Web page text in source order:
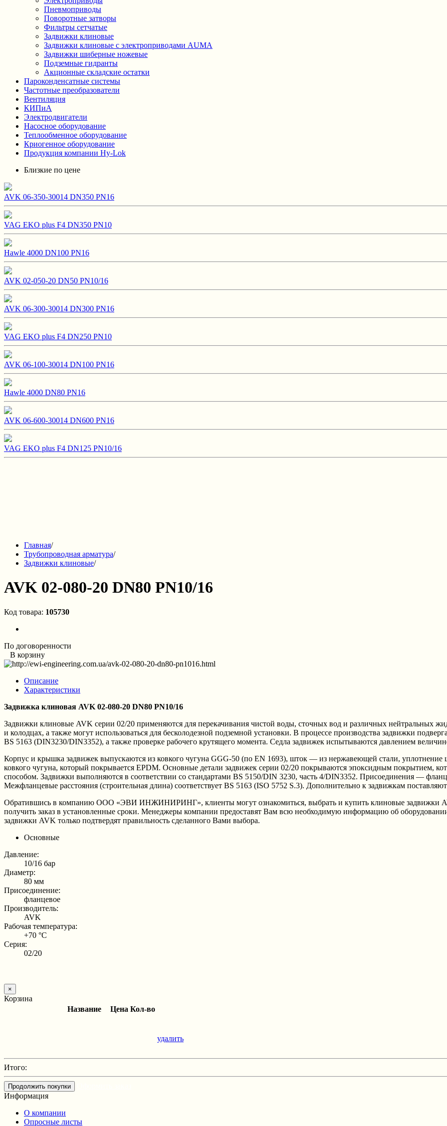
Пневмоприводы
Поворотные затворы
Фильтры сетчатые
Задвижки клиновые
Задвижки клиновые с электроприводами AUMA
Задвижки шиберные ножевые
Подземные гидранты
Акционные складские остатки
Пароконденсатные системы
Частотные преобразователи
Вентиляция
КИПиА
Электродвигатели
Насосное оборудование
Теплообменное оборудование
Криогенное оборудование
Продукция компании Hy-Lok
Близкие по цене
AVK 06-350-30014 DN350 PN16
VAG EKO plus F4 DN350 PN10
Hawle 4000 DN100 PN16
AVK 02-050-20 DN50 PN10/16
AVK 06-300-30014 DN300 PN16
VAG EKO plus F4 DN250 PN10
AVK 06-100-30014 DN100 PN16
Hawle 4000 DN80 PN16
AVK 06-600-30014 DN600 PN16
VAG EKO plus F4 DN125 PN10/16
Главная/
Трубопроводная арматура/
Задвижки клиновые/
AVK 02-080-20 DN80 PN10/16
Код товара: 105730
По договоренности
В корзину
Описание
Характеристики
Задвижка клиновая AVK 02-080-20 DN80 PN10/16
Задвижки клиновые AVK серии 02/20 применяются для перекачивания чистой воды, сточных вод и различных нейтральных
и колодцах, а также могут использоваться для бесколодезной подземной установки. В процессе производства задвижки
BS 5163 (DIN3230/DIN3352), а также проверке рабочего крутящего момента. Седла задвижек испытываются давлением
Корпус и крышка задвижек выпускаются из ковкого чугуна GGG-50 (по EN 1693), шток — из нержавеющей стали, уплотнение
ковкого чугуна, который покрывается EPDM. Основные детали задвижек серии 02/20 покрываются эпоксидным покрытием,
способом. Задвижки выполняются в соответствии со стандартами BS 5150/DIN 3230, часть 4/DIN3352. Присоединения —
Межфланцевые расстояния (строительная длина) соответствует BS 5163 (ISO 5752 S.3). Дополнительно к задвижкам
Обратившись в компанию ООО «ЭВИ ИНЖИНИРИНГ», клиенты могут ознакомиться, выбрать и купить клиновые задвижки
получить заказ в установленные сроки. Менеджеры компании предоставят Вам всю необходимую информацию об
задвижки AVK только подтвердят правильность сделанного Вами выбора.
Основные
Давление:
10/16 бар
Диаметр:
80 мм
Присоединение:
фланцевое
Производитель:
AVK
Рабочая температура:
+70 °С
Серия:
02/20
×
Корзина
Название
Цена Кол-во
удалить
Итого:
Продолжить покупки
Информация
О компании
Опросные листы